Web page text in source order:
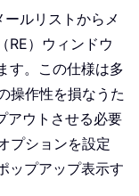
ルリストからメ
RE）ウィンドウ
す。この仕様は多
操作性を損なうた
アウトさせる必要
プションを設定
ップアップ表示す